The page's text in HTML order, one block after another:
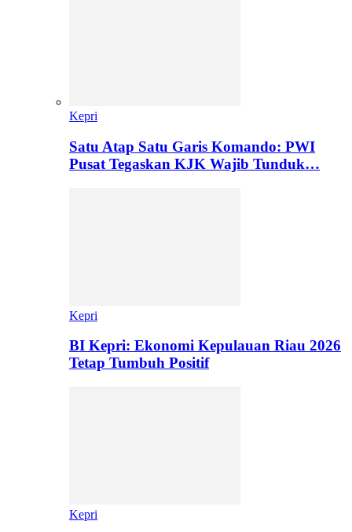
Kepri
Satu Atap Satu Garis Komando: PWI
Pusat Tegaskan KJK Wajib Tunduk…
Kepri
BI Kepri: Ekonomi Kepulauan Riau 2026
Tetap Tumbuh Positif
Kepri